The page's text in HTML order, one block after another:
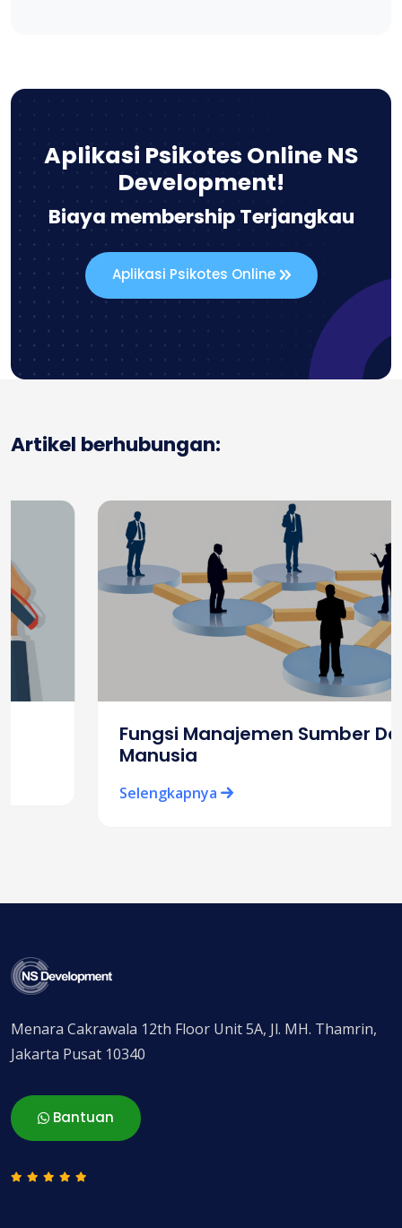
Aplikasi Psikotes Online NS
Development!
Biaya membership Terjangkau
Aplikasi Psikotes Online
Artikel berhubungan:
Fungsi Manajemen Sumber Daya
Selengkapnya
Menara Cakrawala 12th Floor Unit 5A, Jl. MH. Thamrin,
Jakarta Pusat 10340
Bantuan